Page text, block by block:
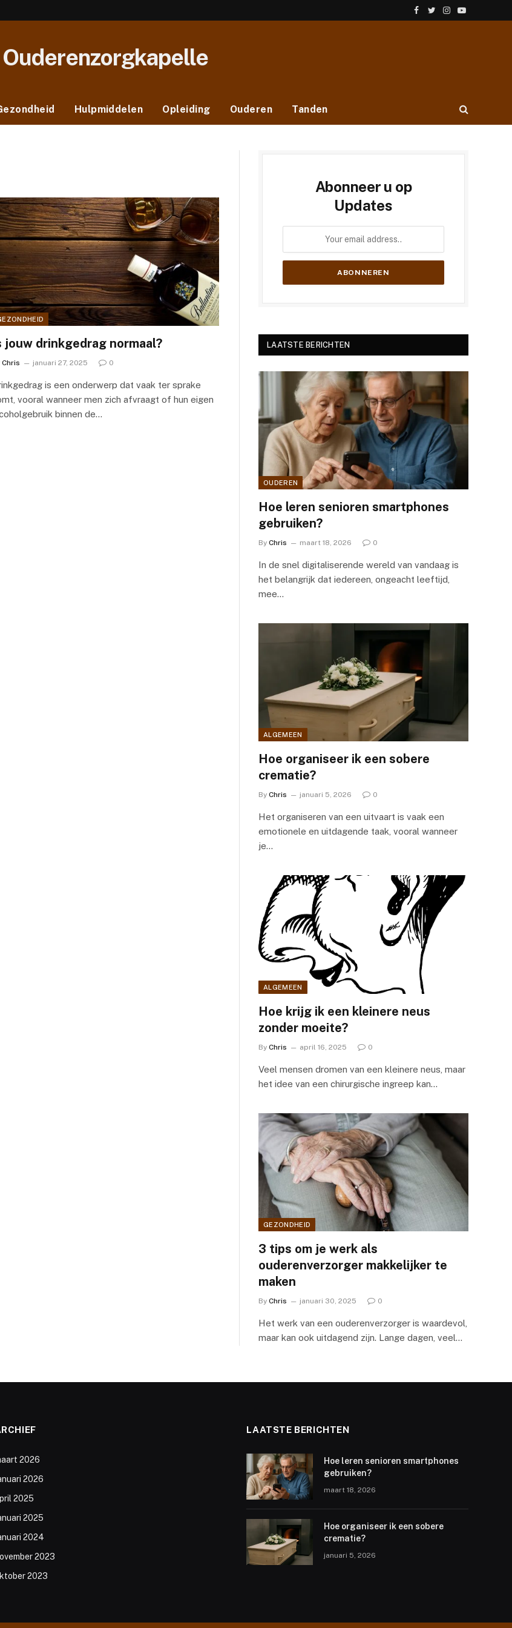
Facebook
TwitterInstagram
YouTube
Ouderenzorgkapelle
Hulpmiddelen Opleiding Ouderen Tanden
jouw drinkgedrag normaal?
Chris januari 27, 2025 0
is een onderwerp dat vaak ter sprake
vooral wanneer men zich afvraagt of hun eigen
binnen de…
Abonneer u op
Updates
LAATSTE BERICHTEN
OUDEREN
Hoe leren senioren smartphones
gebruiken?
By Chris maart 18, 2026 0
In de snel digitaliserende wereld van vandaag is
het belangrijk dat iedereen, ongeacht leeftijd,
mee…
ALGEMEEN
Hoe organiseer ik een sobere
crematie?
By Chris januari 5, 2026 0
Het organiseren van een uitvaart is vaak een
emotionele en uitdagende taak, vooral wanneer
je…
ALGEMEEN
Hoe krijg ik een kleinere neus
zonder moeite?
By Chris april 16, 2025 0
Veel mensen dromen van een kleinere neus, maar
het idee van een chirurgische ingreep kan…
GEZONDHEID
3 tips om je werk als
ouderenverzorger makkelijker te
maken
By Chris januari 30, 2025 0
Het werk van een ouderenverzorger is waardevol,
maar kan ook uitdagend zijn. Lange dagen, veel…
2026
2026
2025
2025
2024
2023
2023
LAATSTE BERICHTEN
Hoe leren senioren smartphones
gebruiken?
maart 18, 2026
Hoe organiseer ik een sobere
crematie?
januari 5, 2026